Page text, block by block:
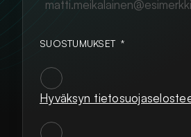
SUOSTUMUKSET *
Hyväksyn
SUOSTUMUKSET